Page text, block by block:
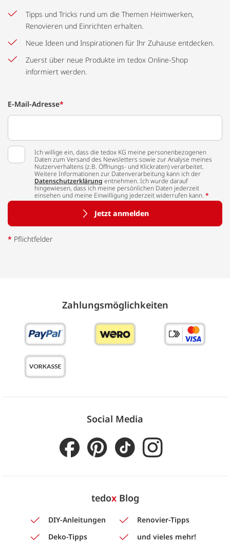
Tipps und Tricks rund um die Themen Heimwerken,
Renovieren und Einrichten erhalten.
Neue Ideen und Inspirationen für Ihr Zuhause entdecken.
Zuerst über neue Produkte im tedox Online-Shop
informiert werden.
E-Mail-Adresse*
Ich willige ein, dass die tedox KG meine personenbezogenen
Daten zum Versand des Newsletters sowie zur Analyse meines
Nutzerverhaltens (z.B. Öffnungs- und Klickraten) verarbeitet.
Weitere Informationen zur Datenverarbeitung kann ich der
Datenschutzerklärung entnehmen. Ich wurde darauf
hingewiesen, dass ich meine persönlichen Daten jederzeit
einsehen und meine Einwilligung jederzeit widerrufen kann. *
Jetzt anmelden
* Pflichtfelder
Zahlungs­möglich­keiten
Social Media
tedoxBlog
DIY-Anleitungen
Renovier-Tipps
Deko-Tipps
und vieles mehr!